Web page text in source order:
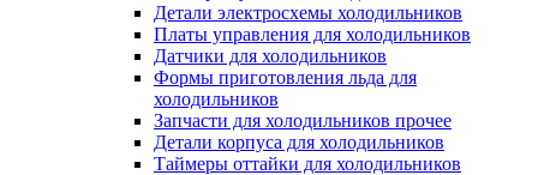
Детали электросхемы холодильников
Платы управления для холодильников
Датчики для холодильников
Формы приготовления льда для
холодильников
Запчасти для холодильников прочее
Детали корпуса для холодильников
Таймеры оттайки для холодильников